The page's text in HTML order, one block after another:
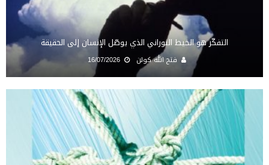
التفكّر هو الخيط النوراني الذي يوصّل الإنسان إلى الحقيقة
فتح الله كولن 16/07/2026